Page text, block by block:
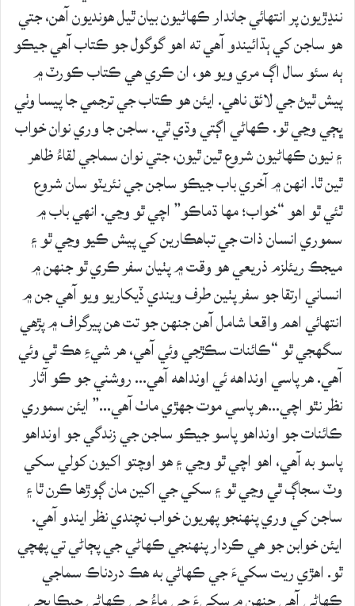
ننڍڙيون پر انتهائي جاندار ڪهاڻيون بيان ٿيل هونديون آهن، جتي
هو ساجن کي ٻڌائيندو آهي ته اهو گوگول جو ڪتاب آهي جيڪو
ٻه سئو سال اڳ مري ويو هو، ان ڪري هي ڪتاب ڪورٽ ۾
پيش ٿيڻ جي لائق ناهي. ايئن هو ڪتاب جي ترجمي جا پيسا وٺي
ڀڄي وڃي ٿو. ڪهاڻي اڳتي وڌي ٿي. ساجن جا وري نوان خواب
۽ نيون ڪهاڻيون شروع ٿين ٿيون، جتي نوان سماجي لقاءُ ظاهر
ٿين ٿا. انهن ۾ آخري باب جيڪو ساجن جي نئريٽو سان شروع
ٿئي ٿو اهو “خواب؛ مها ڌماڪو” اچي ٿو وڃي. انهي باب ۾
سموري انسان ذات جي تباهڪارين کي پيش ڪيو وڃي ٿو ۽
ميجڪ ريئلزم ذريعي هو وقت ۾ پٺيان سفر ڪري ٿو جنهن ۾
انساني ارتقا جو سفر پٺين طرف ويندي ڏيکاريو ويو آهي جن ۾
انتهائي اهم واقعا شامل آهن جنهن جو تت هن پيرگراف ۾ پڙهي
سگهجي ٿو “ڪائنات سڪڙجي وئي آهي، هر شيءِ هڪ ٿي وئي
آهي. هر پاسي اونداهه ئي اونداهه آهي… روشني جو ڪو آثار
نظر نٿو اچي…هر پاسي موت جهڙي ماٺ آهي…” ايئن سموري
ڪائنات جو اونداهو پاسو جيڪو ساجن جي زندگي جو اونداهو
پاسو به آهي، اهو اچي ٿو وڃي ۽ هو اوچتو اکيون کولي سکي
وٽ سجاڳ ٿي وڃي ٿو ۽ سکي جي اکين مان ڳوڙها ڪرن ٿا ۽
ساجن کي وري پنهنجو پهريون خواب نچندي نظر ايندو آهي.
ايئن خوابن جو هي ڪردار پنهنجي ڪهاڻي جي پڄاڻي تي پهچي
ٿو. اهڙي ريت سکيءَ جي ڪهاڻي به هڪ دردناڪ سماجي